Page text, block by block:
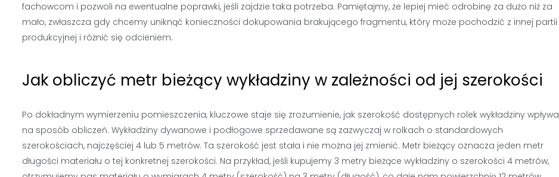
fachowcom i pozwoli na ewentualne poprawki, jeśli zajdzie taka potrzeba. Pamiętajmy, że lepiej mieć odrobinę za dużo niż za
mało, zwłaszcza gdy chcemy uniknąć konieczności dokupowania brakującego fragmentu, który może pochodzić z innej partii
produkcyjnej i różnić się odcieniem.
Jak obliczyć metr bieżący wykładziny w zależności od jej szerokości
Po dokładnym wymierzeniu pomieszczenia, kluczowe staje się zrozumienie, jak szerokość dostępnych rolek wykładziny wpływa
na sposób obliczeń. Wykładziny dywanowe i podłogowe sprzedawane są zazwyczaj w rolkach o standardowych
szerokościach, najczęściej 4 lub 5 metrów. Ta szerokość jest stała i nie można jej zmienić. Metr bieżący oznacza jeden metr
długości materiału o tej konkretnej szerokości. Na przykład, jeśli kupujemy 3 metry bieżące wykładziny o szerokości 4 metrów,